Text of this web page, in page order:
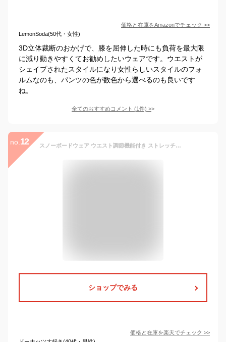
価格と在庫をAmazonでチェック >>
LemonSoda(50代・女性)
3D立体裁断のおかげで、膝を屈伸した時にも負荷を最大限
に減り動きやすくてお勧めしたいウェアです。ウエストが
シェイプされたスタイルになり女性らしいスタイルのフォ
ルムなのも、パンツの色が数色から選べるのも良いです
ね。
全てのおすすめコメント (1件) >
no. 12 スノーボードウェア ウエスト調節機能付き ストレッチスタンダードパンツ レディース スノーボード 大きいサイズ対応 防寒 アウトドア防水
ショップでみる
価格と在庫を楽天でチェック >>